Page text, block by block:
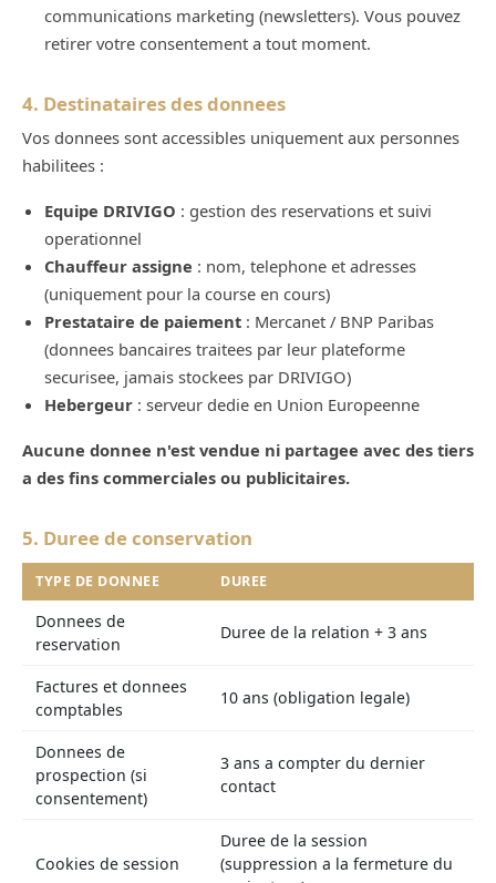
communications marketing (newsletters). Vous pouvez
retirer votre consentement a tout moment.
4. Destinataires des donnees
Vos donnees sont accessibles uniquement aux personnes
habilitees :
Equipe DRIVIGO : gestion des reservations et suivi
operationnel
Chauffeur assigne : nom, telephone et adresses
(uniquement pour la course en cours)
Prestataire de paiement : Mercanet / BNP Paribas
(donnees bancaires traitees par leur plateforme
securisee, jamais stockees par DRIVIGO)
Hebergeur : serveur dedie en Union Europeenne
Aucune donnee n'est vendue ni partagee avec des tiers
a des fins commerciales ou publicitaires.
5. Duree de conservation
TYPE DE DONNEE DUREE
Donnees de
reservation
Duree de la relation + 3 ans
Factures et donnees
comptables
10 ans (obligation legale)
Donnees de
prospection (si
consentement)
3 ans a compter du dernier
contact
Cookies de session
Duree de la session
(suppression a la fermeture du